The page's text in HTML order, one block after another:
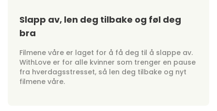
Slapp av, len deg tilbake og føl deg
bra
Filmene våre er laget for å få deg til å slappe av.
WithLove er for alle kvinner som trenger en pause
fra hverdagsstresset, så len deg tilbake og nyt
filmene våre.